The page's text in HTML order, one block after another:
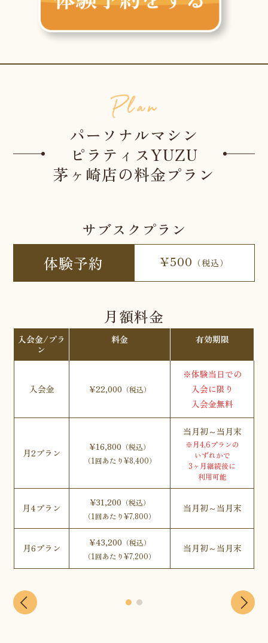
パーソナルマシン
ピラティスYUZU
茅ヶ崎店の料金プラン
サブスクプラン
体験予約
¥500 （税込）
月額料金
入会金/プラ
ン
料金 有効期限
入会金 ¥22,000 （税込）
※体験当日での
入会に限り
入会金無料
月2プラン
¥16,800 （税込）
（1回あたり¥8,400）
当月初～当月末
※月4,6プランの
いずれかで
3ヶ月継続後に
利用可能
月4プラン ¥31,200 （税込）
（1回あたり¥7,800）
当月初～当月末
月6プラン ¥43,200 （税込）
（1回あたり¥7,200）
当月初～当月末